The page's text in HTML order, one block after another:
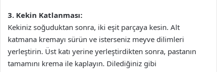
3. Kekin Katlanması:
Kekiniz soğuduktan sonra, iki eşit parçaya kesin. Alt
katmana kremayı sürün ve isterseniz meyve dilimleri
yerleştirin. Üst katı yerine yerleştirdikten sonra, pastanın
tamamını krema ile kaplayın. Dilediğiniz gibi